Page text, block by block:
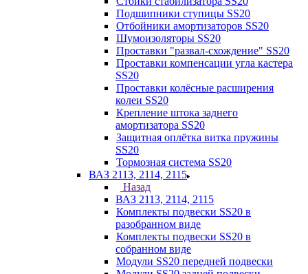
Подшипники ступицы SS20
Отбойники амортизаторов SS20
Шумоизоляторы SS20
Проставки "развал-схождение" SS20
Проставки компенсации угла кастера
SS20
Проставки колёсные расширения
колеи SS20
Крепление штока заднего
амортизатора SS20
Защитная оплётка витка пружины
SS20
Тормозная система SS20
ВАЗ 2113, 2114, 2115
Назад
ВАЗ 2113, 2114, 2115
Комплекты подвески SS20 в
разобранном виде
Комплекты подвески SS20 в
собранном виде
Модули SS20 передней подвески